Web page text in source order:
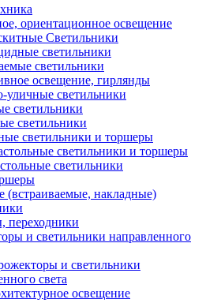
ориентационное освещение
Светильники
светильники
светильники
освещение, гирлянды
уличные светильники
светильники
светильники
светильники и торшеры
светильники и торшеры
светильники
накладные)
переходники
и светильники направленного
и светильники
света
освещение